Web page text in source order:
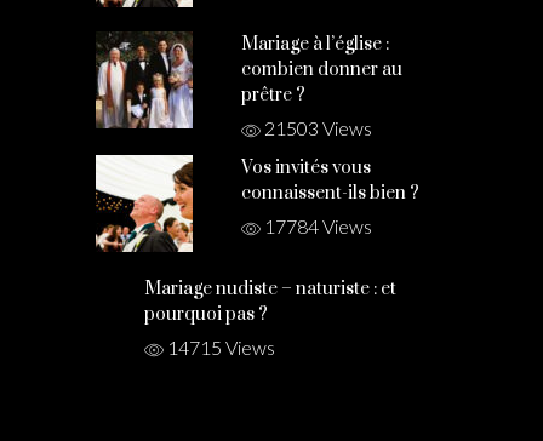
Mariage à l’église :
combien donner au
prêtre ?
21503 Views
Vos invités vous
connaissent-ils bien ?
17784 Views
Mariage nudiste – naturiste : et
pourquoi pas ?
14715 Views